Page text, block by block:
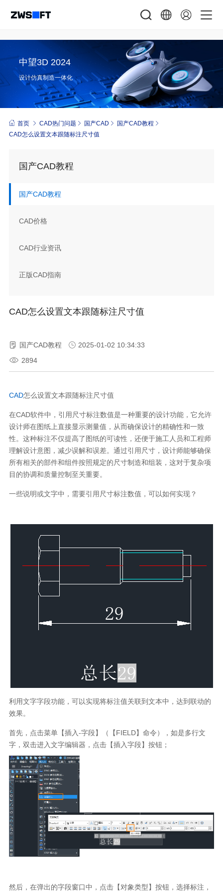
中望3D 2024
设计仿真制造一体化
首页 CAD热门问题 国产CAD
国产CAD教程
CAD怎么设置文本跟随标注尺寸值
国产CAD教程
国产CAD教程
CAD价格
CAD行业资讯
正版CAD指南
CAD怎么设置文本跟随标注尺寸值
国产CAD教程
2025-01-02 10:34:33
2894
CAD怎么设置文本跟随标注尺寸值
在CAD软件中，引用尺寸标注数值是一种重要的设计功能，它允许
设计师在图纸上直接显示测量值，从而确保设计的精确性和一致
性。这种标注不仅提高了图纸的可读性，还便于施工人员和工程师
理解设计意图，减少误解和误差。通过引用尺寸，设计师能够确保
所有相关的部件和组件按照规定的尺寸制造和组装，这对于复杂项
目的协调和质量控制至关重要。
一些说明或文字中，需要引用尺寸标注数值，可以如何实现？
利用文字字段功能，可以实现将标注值关联到文本中，达到联动的
效果。
首先，点击菜单【插入-字段】（【FIELD】命令），如是多行文
字，双击进入文字编辑器，点击【插入字段】按钮；
然后，在弹出的字段窗口中，点击【对象类型】按钮，选择标注，